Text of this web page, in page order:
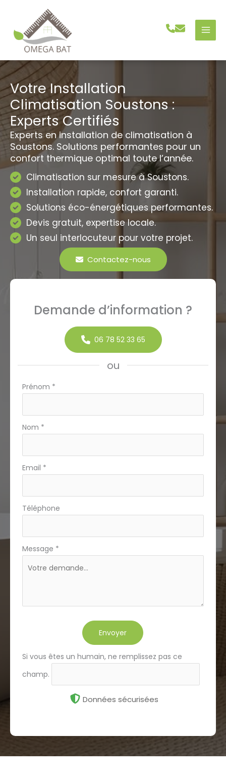
contenu
Votre Installation
Climatisation Soustons :
Experts Certifiés
Experts en installation de climatisation à
Soustons. Solutions performantes pour un
confort thermique optimal toute l’année.
Climatisation sur mesure à Soustons.
Installation rapide, confort garanti.
Solutions éco-énergétiques performantes.
Devis gratuit, expertise locale.
Un seul interlocuteur pour votre projet.
Contactez-nous
Demande d’information ?
06 78 52 33 65
ou
Formulaire
avec
téléphone
Prénom *
Nom *
Email *
Téléphone
Message *
Envoyer
Si vous êtes un humain, ne remplissez pas ce
champ.
Données sécurisées